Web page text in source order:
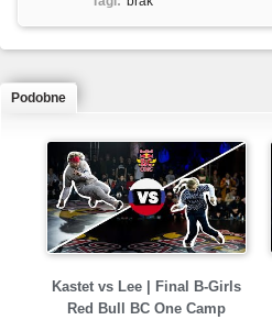
Podobne
Kastet vs Lee | Final B-Girls
Red Bull BC One Camp